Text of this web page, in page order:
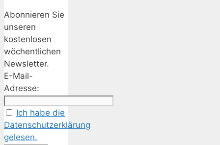
Abonnieren Sie
unseren
kostenlosen
wöchentlichen
Newsletter.
E-Mail-
Adresse:
Ich habe die
Datenschutzerklärung
gelesen.